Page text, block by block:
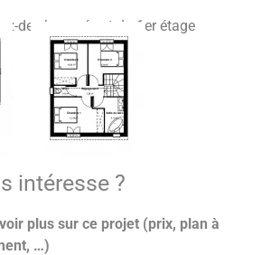
de-chaussée et du 1er étage
intéresse ?
plus sur ce projet (prix, plan à
…)